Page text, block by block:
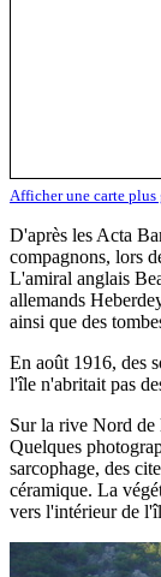
Afficher une carte plus
D'après les Acta
compagnons, lors
L'amiral anglais
allemands
ainsi que des
En août 1916, des
l'île n'abritait pas
Sur la rive Nord de
Quelques
sarcophage, des
céramique. La
vers l'intérieur de